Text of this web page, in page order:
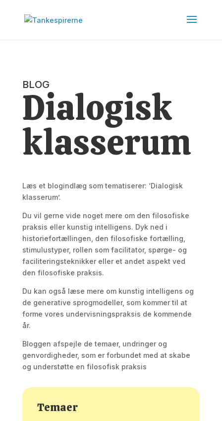
BLOG
Dialogisk
klasserum
Læs et blogindlæg som tematiserer: ‘Dialogisk
klasserum’.
Du vil gerne vide noget mere om den filosofiske
praksis eller kunstig intelligens. Dyk ned i
historiefortællingen, den filosofiske fortælling,
stimulustyper, rollen som facilitator, spørge- og
faciliteringsteknikker eller et andet aspekt ved
den filosofiske praksis.
Du kan også læse mere om kunstig intelligens og
de generative sprogmodeller, som kommer til at
forme vores undervisningspraksis de kommende
år.
Bloggen afspejle de temaer, undringer og
genvordigheder, som er forbundet med at skabe
og understøtte en filosofisk praksis
Temaer